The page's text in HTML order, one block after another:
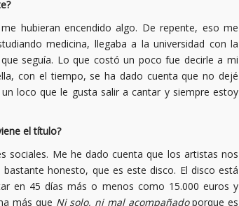
hubieran encendido algo. De repente, eso me
medicina, llegaba a la universidad con la
seguía. Lo que costó un poco fue decirle a mi
con el tiempo, se ha dado cuenta que no dejé
loco que le gusta salir a cantar y siempre estoy
el título?
sociales. Me he dado cuenta que los artistas nos
honesto, que es este disco. El disco está
en 45 días más o menos como 15.000 euros y
más que Ni solo, ni mal acompañadoporque es